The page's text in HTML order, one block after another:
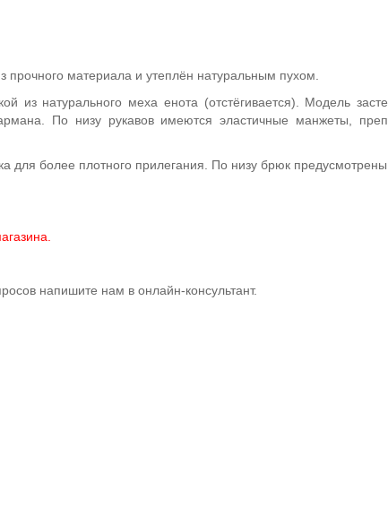
материала и утеплён натуральным пухом.
из натурального меха енота (отстёгивается). Модель
По низу рукавов имеются эластичные манжеты,
для более плотного прилегания. По низу брюк
напишите нам в онлайн-консультант.